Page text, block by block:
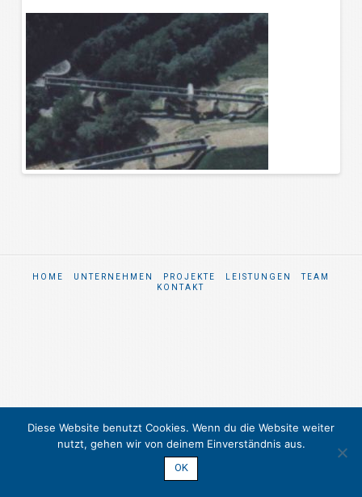
HOME UNTERNEHMEN PROJEKTE LEISTUNGEN
TEAM
KONTAKT
Diese Website benutzt Cookies. Wenn du die Website weiter
nutzt, gehen wir von deinem Einverständnis aus.
OK